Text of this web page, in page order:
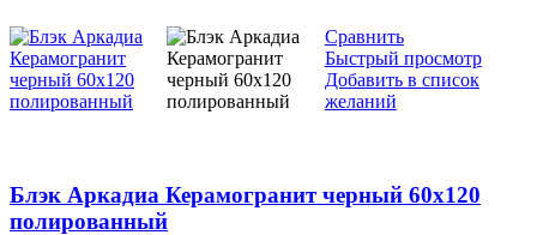
Сравнить
Быстрый просмотр
Добавить в список
желаний
Блэк Аркадиа Керамогранит черный 60х120
полированный